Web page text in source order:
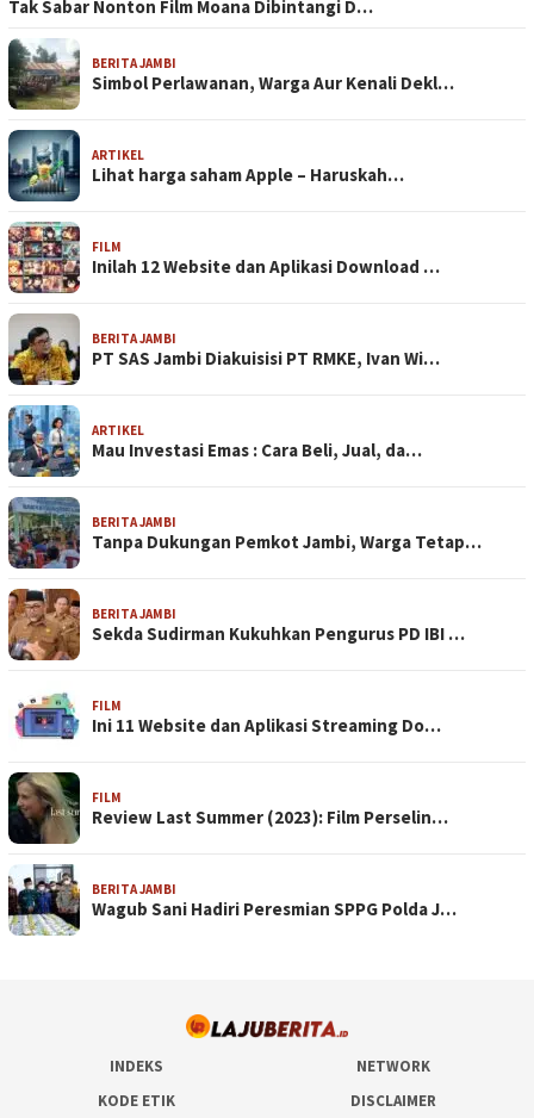
Tak Sabar Nonton Film Moana Dibintangi D…
BERITA JAMBI
Simbol Perlawanan, Warga Aur Kenali Dekl…
ARTIKEL
Lihat harga saham Apple – Haruskah…
FILM
Inilah 12 Website dan Aplikasi Download …
BERITA JAMBI
PT SAS Jambi Diakuisisi PT RMKE, Ivan Wi…
ARTIKEL
Mau Investasi Emas : Cara Beli, Jual, da…
BERITA JAMBI
Tanpa Dukungan Pemkot Jambi, Warga Tetap…
BERITA JAMBI
Sekda Sudirman Kukuhkan Pengurus PD IBI …
FILM
Ini 11 Website dan Aplikasi Streaming Do…
FILM
Review Last Summer (2023): Film Perselin…
BERITA JAMBI
Wagub Sani Hadiri Peresmian SPPG Polda J…
INDEKS
NETWORK
KODE ETIK
DISCLAIMER